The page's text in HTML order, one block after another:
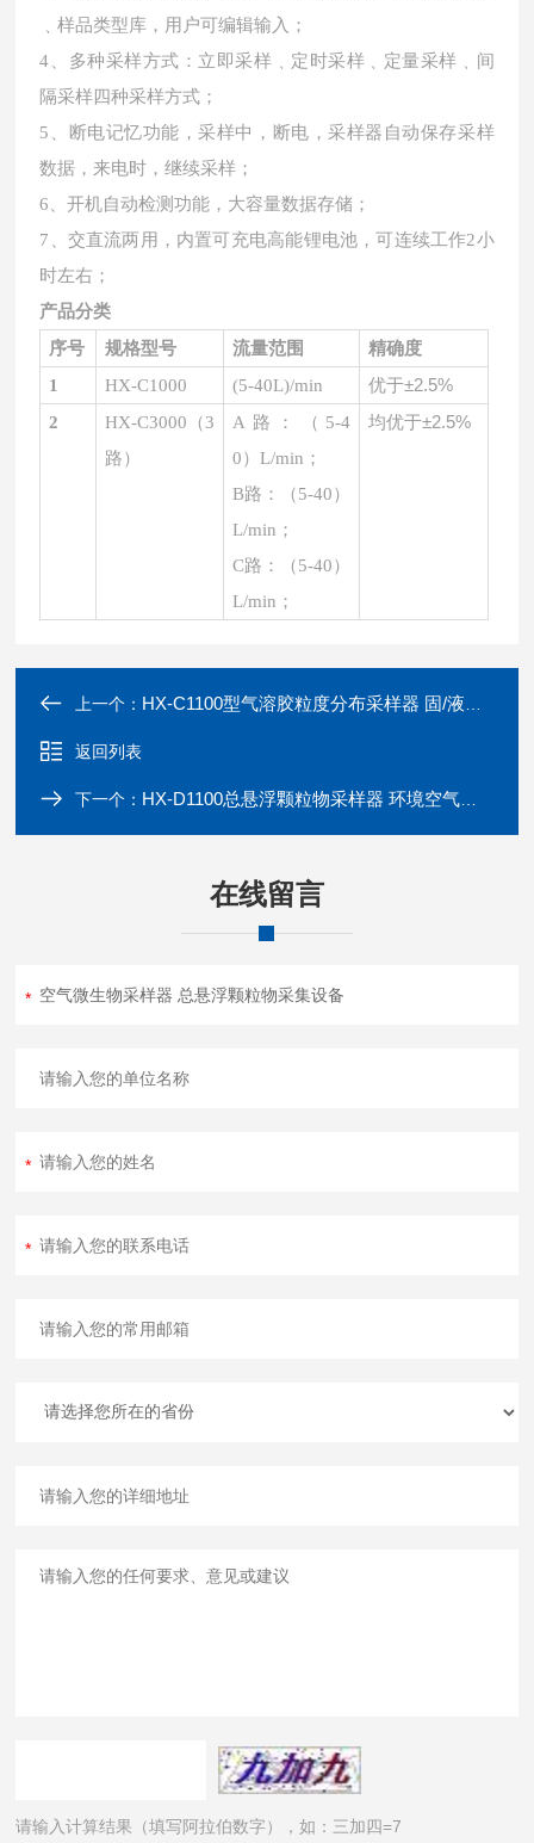
﹑样品类型库，用户可编辑输入；
4、多种采样方式：立即采样﹑定时采样﹑定量采样﹑间
隔采样四种采样方式；
5、断电记忆功能，采样中，断电，采样器自动保存采样
数据，来电时，继续采样；
6、开机自动检测功能，大容量数据存储；
7、交直流两用，内置可充电高能锂电池，可连续工作2小
时左右；
产品分类
序号
规格型号 流量范围
精确度
1
HX-C1000 (5-40L)/min 优于±2.5%
2 HX-C3000（3
路）
A路：（5-4
0）L/min；
B路：（5-40）
L/min；
C路：（5-40）
L/min；
均优于±2.5%
上一个： HX-C1100型气溶胶粒度分布采样器 固/液体颗粒含量检测
返回列表
下一个： HX-D1100总悬浮颗粒物采样器 环境空气采样
在线留言
请输入计算结果（填写阿拉伯数字），如：三加四=7